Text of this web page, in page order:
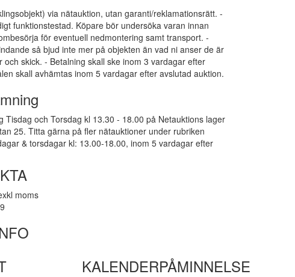
via nätauktion, utan garanti/reklamationsrätt. -
funktionstestad. Köpare bör undersöka varan innan
för eventuell nedmontering samt transport. -
så bjud inte mer på objekten än vad ni anser de är
och skick. - Betalning skall ske inom 3 vardagar efter
skall avhämtas inom 5 vardagar efter avslutad auktion.
Tisdag och Torsdag kl 13.30 - 18.00 på Netauktions lager
25. Titta gärna på fler nätauktioner under rubriken
& torsdagar kl: 13.00-18.00, inom 5 vardagar efter
moms
KALENDERPÅMINNELSE